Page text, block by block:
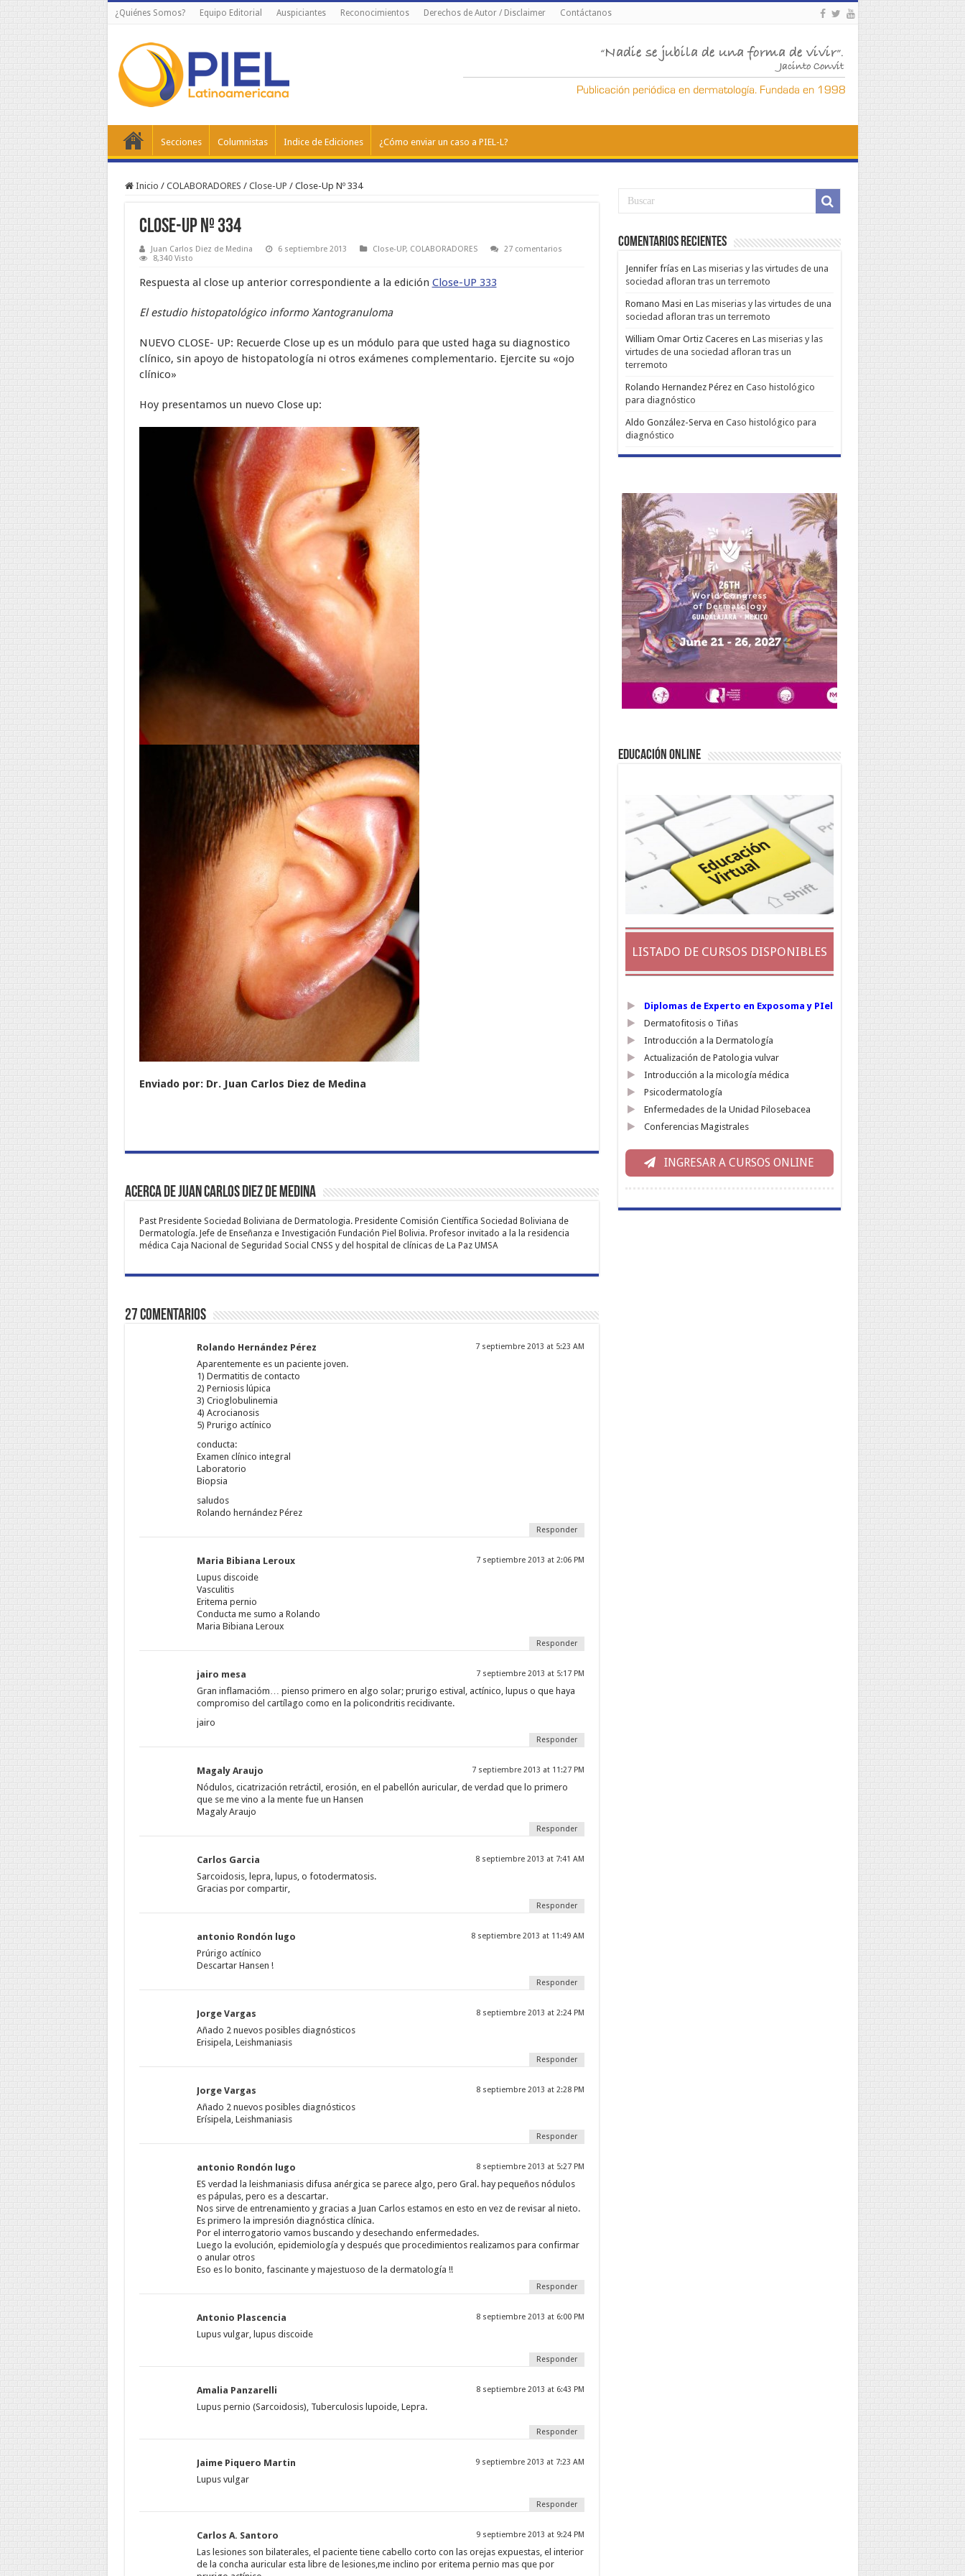
¿Quiénes Somos? Equipo Editorial Auspiciantes Reconocimientos Derechos de Autor / Disclaimer Contáctanos
Secciones Columnistas Indice de Ediciones ¿Cómo enviar un caso a PIEL-L?
Inicio / COLABORADORES / Close-UP / Close-Up Nº 334
Close-Up Nº 334
Juan Carlos Diez de Medina 6 septiembre 2013 Close-UP, COLABORADORES
27 comentarios
8,340 Visto
Respuesta al close up anterior correspondiente a la edición Close-UP 333
El estudio histopatológico informo Xantogranuloma
NUEVO CLOSE- UP: Recuerde Close up es un módulo para que usted haga su diagnostico
clínico, sin apoyo de histopatología ni otros exámenes complementario. Ejercite su «ojo
clínico»
Hoy presentamos un nuevo Close up:
Enviado por: Dr. Juan Carlos Diez de Medina
Acerca de Juan Carlos Diez de Medina
Past Presidente Sociedad Boliviana de Dermatologia. Presidente Comisión Científica Sociedad Boliviana de
Dermatología. Jefe de Enseñanza e Investigación Fundación Piel Bolivia. Profesor invitado a la la residencia
médica Caja Nacional de Seguridad Social CNSS y del hospital de clínicas de La Paz UMSA
27 comentarios
Rolando Hernández Pérez 7 septiembre 2013 at 5:23 AM
Aparentemente es un paciente joven.
1) Dermatitis de contacto
2) Perniosis lúpica
3) Crioglobulinemia
4) Acrocianosis
5) Prurigo actínico
conducta:
Examen clínico integral
Laboratorio
Biopsia
saludos
Rolando hernández Pérez
Responder
Maria Bibiana Leroux 7 septiembre 2013 at 2:06 PM
Lupus discoide
Vasculitis
Eritema pernio
Conducta me sumo a Rolando
Maria Bibiana Leroux
Responder
jairo mesa 7 septiembre 2013 at 5:17 PM
Gran inflamacióm… pienso primero en algo solar; prurigo estival, actínico, lupus o que haya
compromiso del cartílago como en la policondritis recidivante.
jairo
Responder
Magaly Araujo 7 septiembre 2013 at 11:27 PM
Nódulos, cicatrización retráctil, erosión, en el pabellón auricular, de verdad que lo primero
que se me vino a la mente fue un Hansen
Magaly Araujo
Responder
Carlos Garcia 8 septiembre 2013 at 7:41 AM
Sarcoidosis, lepra, lupus, o fotodermatosis.
Gracias por compartir,
Responder
antonio Rondón lugo 8 septiembre 2013 at 11:49 AM
Prúrigo actínico
Descartar Hansen !
Responder
Jorge Vargas 8 septiembre 2013 at 2:24 PM
Añado 2 nuevos posibles diagnósticos
Erisipela, Leishmaniasis
Responder
Jorge Vargas 8 septiembre 2013 at 2:28 PM
Añado 2 nuevos posibles diagnósticos
Erísipela, Leishmaniasis
Responder
antonio Rondón lugo 8 septiembre 2013 at 5:27 PM
ES verdad la leishmaniasis difusa anérgica se parece algo, pero Gral. hay pequeños nódulos
es pápulas, pero es a descartar.
Nos sirve de entrenamiento y gracias a Juan Carlos estamos en esto en vez de revisar al nieto.
Es primero la impresión diagnóstica clínica.
Por el interrogatorio vamos buscando y desechando enfermedades.
Luego la evolución, epidemiología y después que procedimientos realizamos para confirmar
o anular otros
Eso es lo bonito, fascinante y majestuoso de la dermatología !!
Responder
Antonio Plascencia 8 septiembre 2013 at 6:00 PM
Lupus vulgar, lupus discoide
Responder
Amalia Panzarelli 8 septiembre 2013 at 6:43 PM
Lupus pernio (Sarcoidosis), Tuberculosis lupoide, Lepra.
Responder
Jaime Piquero Martin 9 septiembre 2013 at 7:23 AM
Lupus vulgar
Responder
Carlos A. Santoro 9 septiembre 2013 at 9:24 PM
Las lesiones son bilaterales, el paciente tiene cabello corto con las orejas expuestas, el interior
de la concha auricular esta libre de lesiones,me inclino por eritema pernio mas que por
Comentarios Recientes
Jennifer fríasen Las miserias y las virtudes de una
sociedad afloran tras un terremoto
Romano Masi en Las miserias y las virtudes de una
sociedad afloran tras un terremoto
William Omar Ortiz Caceresen Las miserias y las
virtudes de una sociedad afloran tras un
terremoto
Rolando Hernandez Pérezen Caso histológico
para diagnóstico
Aldo González-Serva en Caso histológico para
diagnóstico
EDUCACIÓN ONLINE
LISTADO DE CURSOS DISPONIBLES
Diplomas de Experto en Exposoma y PIel
Dermatofitosis o Tiñas
Introducción a la Dermatología
Actualización de Patologia vulvar
Introducción a la micología médica
Psicodermatología
Enfermedades de la Unidad Pilosebacea
Conferencias Magistrales
INGRESAR A CURSOS ONLINE